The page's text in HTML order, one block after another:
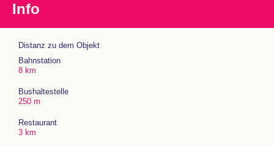
Info
Distanz zu dem Objekt
Bahnstation
8 km
Bushaltestelle
250 m
Restaurant
3 km